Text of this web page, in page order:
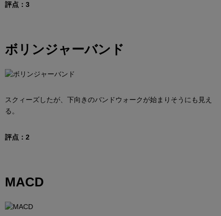
評点：3
ボリンジャーバンド
スクィーズしたが、下向きのバンドウォークが始まりそうにも見え
る。
評点：2
MACD